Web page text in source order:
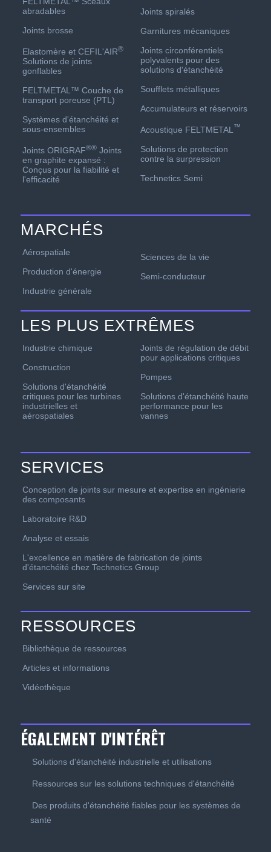
abradables
Joints brosse
Elastomère et CEFIL'AIR®
Solutions de joints
gonflables
FELTMETAL™ Couche de
transport poreuse (PTL)
Systèmes d'étanchéité et
sous-ensembles
Joints ORIGRAF®®Joints
en graphite expansé :
Conçus pour la fiabilité et
l'efficacité
Joints spiralés
Garnitures mécaniques
Joints circonférentiels
polyvalents pour des
solutions d'étanchéité
Soufflets métalliques
Accumulateurs et réservoirs
Acoustique FELTMETAL ™
Solutions de protection
contre la surpression
Technetics Semi
MARCHÉS
Aérospatiale
Production d'énergie
Industrie générale
Sciences de la vie
Semi-conducteur
LES PLUS EXTRÊMES
Industrie chimique
Construction
Solutions d'étanchéité
critiques pour les turbines
industrielles et
aérospatiales
Joints de régulation de débit
pour applications critiques
Pompes
Solutions d'étanchéité haute
performance pour les
vannes
SERVICES
Conception de joints sur mesure et expertise en ingénierie
des composants
Laboratoire R&D
Analyse et essais
L'excellence en matière de fabrication de joints
d'étanchéité chez Technetics Group
Services sur site
RESSOURCES
Bibliothèque de ressources
Articles et informations
Vidéothèque
ÉGALEMENT D'INTÉRÊT
Solutions d'étanchéité industrielle et utilisations
Ressources sur les solutions techniques d'étanchéité
Des produits d'étanchéité fiables pour les systèmes de
santé